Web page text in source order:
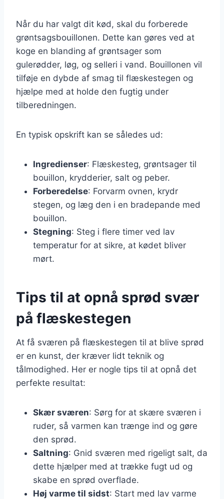
Når du har valgt dit kød, skal du forberede
grøntsagsbouillonen. Dette kan gøres ved at
koge en blanding af grøntsager som
gulerødder, løg, og selleri i vand. Bouillonen vil
tilføje en dybde af smag til flæskestegen og
hjælpe med at holde den fugtig under
tilberedningen.
En typisk opskrift kan se således ud:
Ingredienser: Flæskesteg, grøntsager til
bouillon, krydderier, salt og peber.
Forberedelse: Forvarm ovnen, krydr
stegen, og læg den i en bradepande med
bouillon.
Stegning: Steg i flere timer ved lav
temperatur for at sikre, at kødet bliver
mørt.
Tips til at opnå sprød svær
på flæskestegen
At få sværen på flæskestegen til at blive sprød
er en kunst, der kræver lidt teknik og
tålmodighed. Her er nogle tips til at opnå det
perfekte resultat:
Skær sværen: Sørg for at skære sværen i
ruder, så varmen kan trænge ind og gøre
den sprød.
Saltning: Gnid sværen med rigeligt salt, da
dette hjælper med at trække fugt ud og
skabe en sprød overflade.
Høj varme til sidst: Start med lav varme